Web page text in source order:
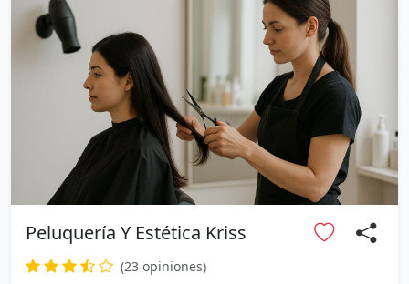
Peluquería Y Estética Kriss
(23 opiniones)